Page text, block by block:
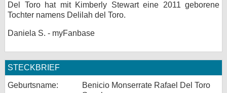
Del Toro hat mit Kimberly Stewart eine 2011 geborene
Tochter namens Delilah del Toro.
Daniela S. - myFanbase
STECKBRIEF
Geburtsname:
Benicio Monserrate Rafael Del Toro